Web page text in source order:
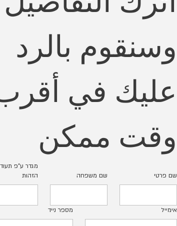
وقت ممكن
שם פרטי שם משפחה
מגדר ע"פ
הזהות
אימייל מספר נייד